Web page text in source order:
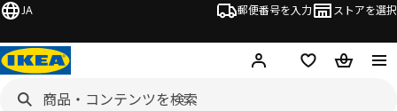
JA 郵便番号を入力 ストアを選択
ログイン・新規入会
欲しいものリスト
カート